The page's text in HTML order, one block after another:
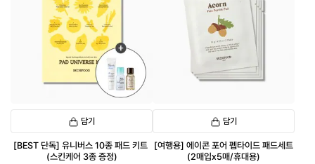
담기
[BEST 단독] 유니버스 10종 패드 키트
(스킨케어 3종 증정)
담기
[여행용] 에이콘 포어 펩타이드 패드세트
(2매입x5매/휴대용)